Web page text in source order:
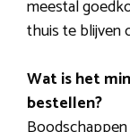
meestal
thuis te blijven
Wat is het
bestellen?